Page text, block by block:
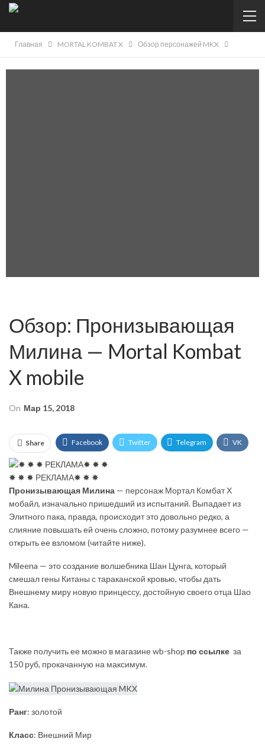
Главная MORTAL KOMBAT X Обзор персонажей MKX
Обзор: Пронизывающая
Милина — Mortal Kombat
X mobile
On Мар 15, 2018
Share Facebook Twitter Telegram VK
OK.ru
✸ ✸ ✸ РЕКЛАМА✸ ✸ ✸
Пронизывающая Милина — персонаж Мортал Комбат Х
мобайл, изначально пришедший из испытаний. Выпадает из
Элитного пака, правда, происходит это довольно редко, а
слияние повышать ей очень сложно, потому разумнее всего —
открыть ее взломом (читайте ниже).
Mileena — это создание волшебника Шан Цунга, который
смешал гены Китаны с тараканской кровью, чтобы дать
Внешнему миру новую принцессу, достойную своего отца Шао
Кана.
Также получить ее можно в магазине wb-shop по ссылке за
150 руб, прокачанную на максимум.
Ранг: золотой
Класс: Внешний Мир